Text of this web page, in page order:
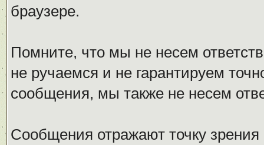
браузере.
Помните, что мы не несем
не ручаемся и не гарантируем
сообщения, мы также не несем
Сообщения отражают точку